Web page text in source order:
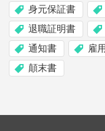
身元保証書
退職証明書
通知書
雇
顛末書